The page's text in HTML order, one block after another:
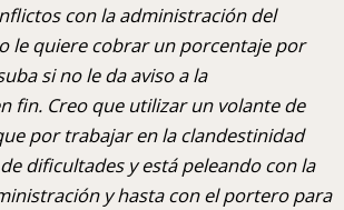
con la administración del
le quiere cobrar un porcentaje por
si no le da aviso a la
fin. Creo que utilizar un volante de
por trabajar en la clandestinidad
dificultades y está peleando con la
y hasta con el portero para